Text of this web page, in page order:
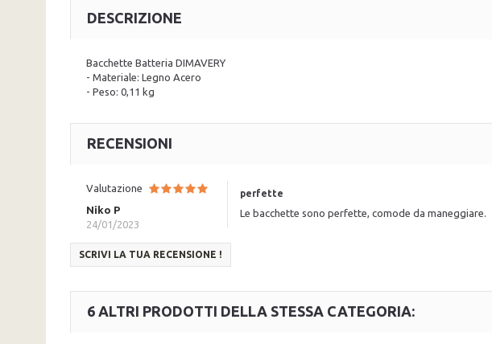
DESCRIZIONE
Bacchette Batteria DIMAVERY
- Materiale: Legno Acero
- Peso: 0,11 kg
RECENSIONI
Valutazione
Niko P
24/01/2023
perfette
Le bacchette sono perfette, comode da maneggiare.
SCRIVI LA TUA RECENSIONE !
6 ALTRI PRODOTTI DELLA STESSA CATEGORIA: